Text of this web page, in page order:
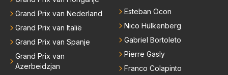
Grand Prix van Nederland
Grand Prix van Italië
Grand Prix van Spanje
Grand Prix van
Azerbeidzjan
Esteban Ocon
Nico Hülkenberg
Gabriel Bortoleto
Pierre Gasly
Franco Colapinto